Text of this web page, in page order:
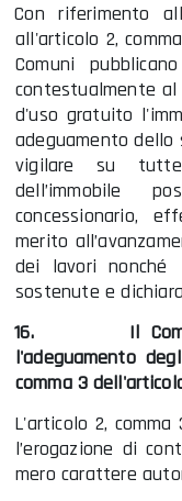
Con riferimento
all'articolo 2,
Comuni
contestualmente al
d'uso gratuito
adeguamento dello
vigilare su
dell’immobile
concessionario,
merito
dei lavori nonché
sostenute e
16.
Il
l'adeguamento
comma 3
L'articolo 2, comma
l’erogazione di
mero carattere